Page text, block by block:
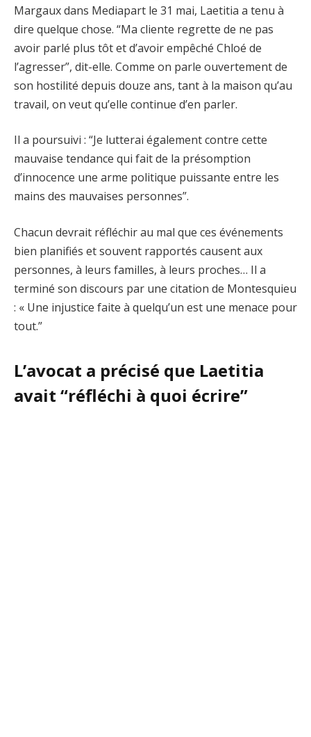
Margaux dans Mediapart le 31 mai, Laetitia a tenu à
dire quelque chose. “Ma cliente regrette de ne pas
avoir parlé plus tôt et d’avoir empêché Chloé de
l’agresser”, dit-elle. Comme on parle ouvertement de
son hostilité depuis douze ans, tant à la maison qu’au
travail, on veut qu’elle continue d’en parler.
Il a poursuivi : “Je lutterai également contre cette
mauvaise tendance qui fait de la présomption
d’innocence une arme politique puissante entre les
mains des mauvaises personnes”.
Chacun devrait réfléchir au mal que ces événements
bien planifiés et souvent rapportés causent aux
personnes, à leurs familles, à leurs proches… Il a
terminé son discours par une citation de Montesquieu
: « Une injustice faite à quelqu’un est une menace pour
tout.”
L’avocat a précisé que Laetitia
avait “réfléchi à quoi écrire”